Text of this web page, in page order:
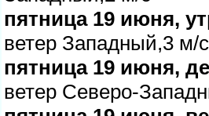
пятница 19 июня,
етер Западный,3 м/с
пятница 19 июня,
етер Северо-